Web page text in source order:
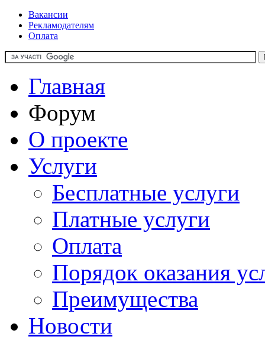
Вакансии
Рекламодателям
Оплата
Главная
Форум
О проекте
Услуги
Бесплатные услуги
Платные услуги
Оплата
Порядок оказания
Преимущества
Новости